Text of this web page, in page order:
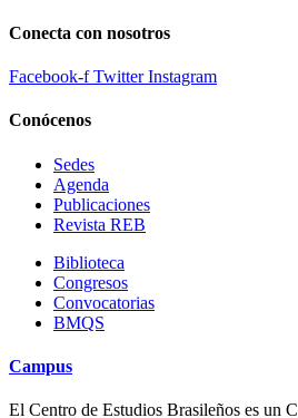
Conecta con nosotros
Facebook-f Twitter Instagram
Conócenos
Sedes
Agenda
Publicaciones
Revista REB
Biblioteca
Congresos
Convocatorias
BMQS
Campus
El Centro de Estudios Brasileños es un